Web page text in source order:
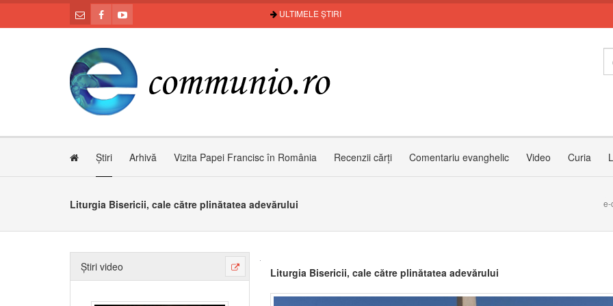
ULTIMELE ȘTIRI
Știri Arhivă Vizita Papei Francisc în România Recenzii cărți Comentariu evanghelic Video Curia
Liturgia Bisericii, cale către plinătatea adevărului e-
Știri video Liturgia Bisericii, cale către plinătatea adevărului